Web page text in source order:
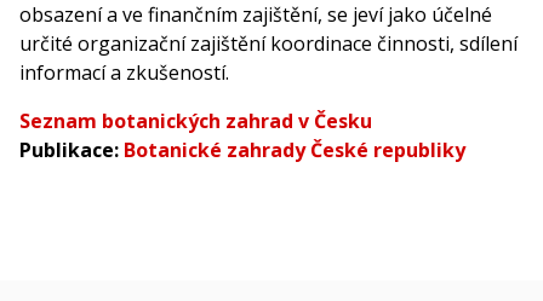
obsazení a ve finančním zajištění, se jeví jako účelné
určité organizační zajištění koordinace činnosti, sdílení
informací a zkušeností.
Seznam botanických zahrad v Česku
Publikace: Botanické zahrady České republiky